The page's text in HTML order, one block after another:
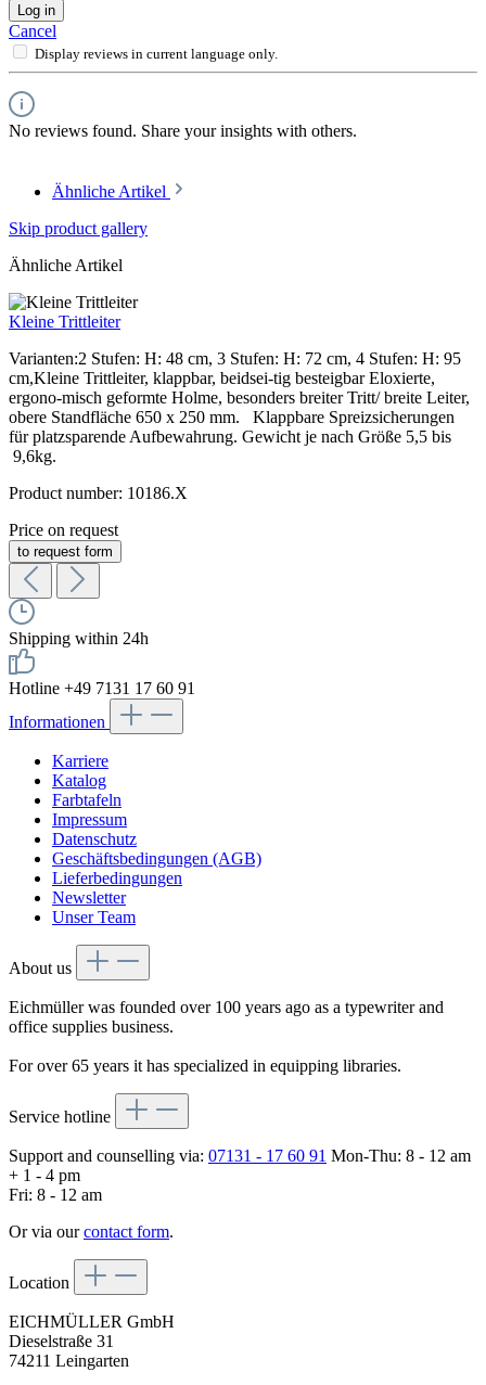
Log in
Cancel
Display reviews in current language only.
No reviews found. Share your insights with others.
Ähnliche Artikel
Skip product gallery
Ähnliche Artikel
Kleine Trittleiter
Varianten:2 Stufen: H: 48 cm, 3 Stufen: H: 72 cm, 4 Stufen: H: 95
cm,Kleine Trittleiter, klappbar, beidsei-tig besteigbar Eloxierte,
ergono-misch geformte Holme, besonders breiter Tritt/ breite Leiter,
obere Standfläche 650 x 250 mm. Klappbare Spreizsicherungen
für platzsparende Aufbewahrung. Gewicht je nach Größe 5,5 bis
9,6kg.
Product number: 10186.X
Price on request
to request form
Shipping within 24h
Hotline +49 7131 17 60 91
Informationen
Karriere
Katalog
Farbtafeln
Impressum
Datenschutz
Geschäftsbedingungen (AGB)
Lieferbedingungen
Newsletter
Unser Team
About us
Eichmüller was founded over 100 years ago as a typewriter and
office supplies business.
For over 65 years it has specialized in equipping libraries.
Service hotline
Support and counselling via: 07131 - 17 60 91 Mon-Thu: 8 - 12 am
+ 1 - 4 pm
Fri: 8 - 12 am
Or via ourcontact form.
Location
EICHMÜLLER GmbH
Dieselstraße 31
74211 Leingarten